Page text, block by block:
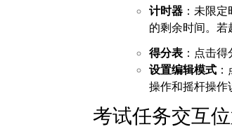
计时器 ：未限
的剩余时间。若
得分表 ：点击
设置编辑模式
操作和摇杆操作
考试任务交互